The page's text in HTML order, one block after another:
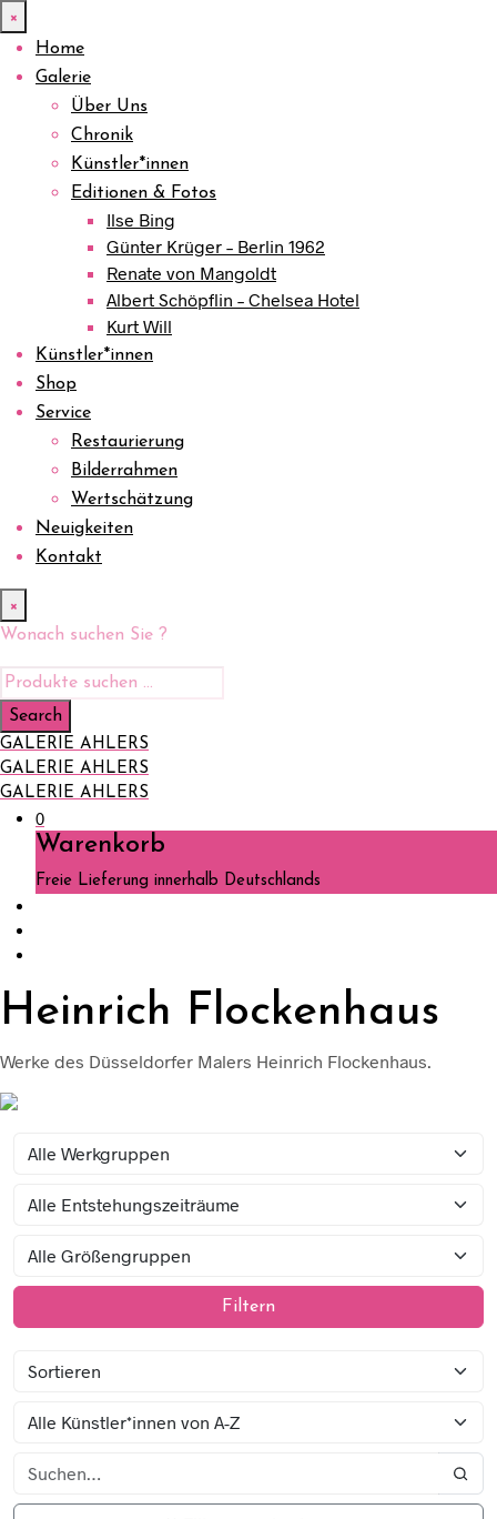
×
Home
Galerie
Über Uns
Chronik
Künstler*innen
Editionen & Fotos
Ilse Bing
Günter Krüger – Berlin 1962
Renate von Mangoldt
Albert Schöpflin – Chelsea Hotel
Kurt Will
Künstler*innen
Shop
Service
Restaurierung
Bilderrahmen
Wertschätzung
Neuigkeiten
Kontakt
×
Wonach suchen Sie ?
GALERIE AHLERS
GALERIE AHLERS
GALERIE AHLERS
0
Warenkorb
Freie Lieferung innerhalb Deutschlands
Heinrich Flockenhaus
Werke des Düsseldorfer Malers Heinrich Flockenhaus.
Filtern